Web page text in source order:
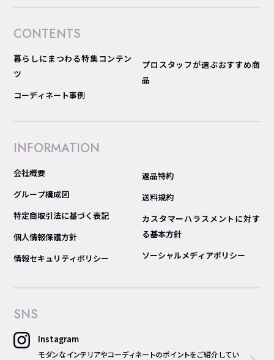
CONTENTS
暮らしにまつわる特集コンテン
ツ
コーディネート事例
プロスタッフが選ぶおすすめ商
品
INFORMATION
会社概要
グループ構成図
特定商取引法に基づく表記
個人情報保護方針
情報セキュリティポリシー
返品特約
送料規約
カスタマーハラスメントに対す
る基本方針
ソーシャルメディアポリシー
SNS
Instagram
モダンなインテリアやコーディネートのポイントをご紹介してい